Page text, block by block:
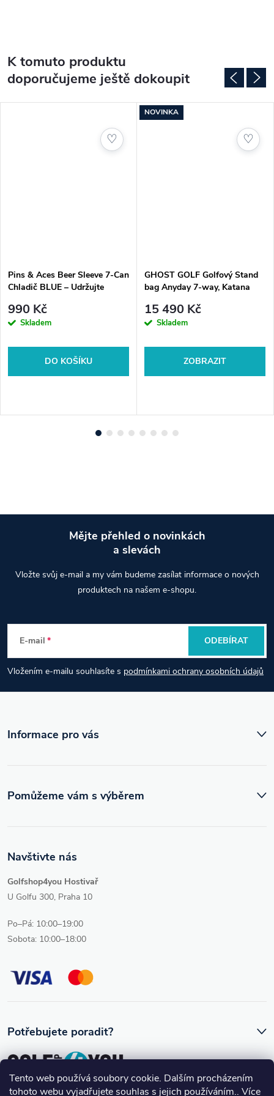
Tento web používá soubory cookie. Dalším procházením
tohoto webu vyjadřujete souhlas s jejich používáním.. Více
K tomuto produktu
doporučujeme ještě dokoupit
Pins & Aces Beer Sleeve 7-Can
Chladič BLUE – Udržujte
bagu.
990 Kč
Skladem
DO KOŠÍKU
♡
NOVINKA
GHOST GOLF Golfový Stand
bag Anyday 7-way, Katana
15 490 Kč
Skladem
ZOBRAZIT
♡
p
a
t
Mějte přehled o novinkách
a slevách
Vložte svůj e-mail a my vám budeme zasílat informace o nových
produktech na našem e-shopu.
E-mail
Vložením e-mailu souhlasíte s podmínkami ochrany osobních údajů
ODEBÍRAT
Informace pro vás
Navštivte nás
Golfshop4you Hostivař
U Golfu 300, Praha 10
Po–Pá: 10:00–19:00
Sobota: 10:00–18:00
Pomůžeme vám s výběrem
Potřebujete poradit?